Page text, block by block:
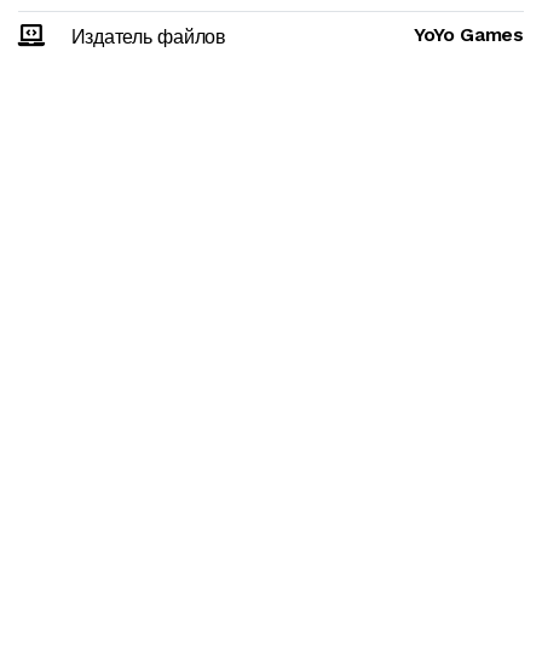
Издатель файлов YoYo Games